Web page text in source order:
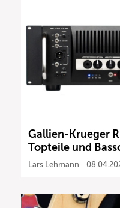
Gallien-Krueger
Topteile und
Lars Lehmann